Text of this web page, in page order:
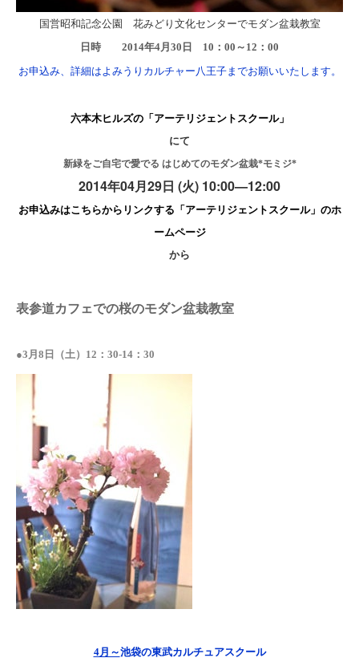
国営昭和記念公園 花みどり文化センターでモダン盆栽教室
日時 2014年4月30日 10：00～12：00
お申込み、詳細はよみうりカルチャー八王子までお願いいたします。
六本木ヒルズの「アーテリジェントスクール」
にて
新緑をご自宅で愛でる はじめてのモダン盆栽*モミジ*
2014年04月29日 (火) 10:00—12:00
お申込みはこちらからリンクする「アーテリジェントスクール」のホ
ームページ
から
表参道カフェでの桜のモダン盆栽教室
●3月8日（土）12：30-14：30
4月～池袋の東武カルチュアスクール